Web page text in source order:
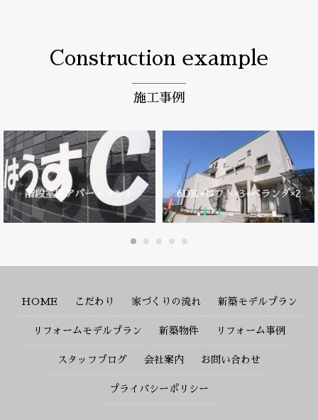
Construction example
施工事例
階段室型アパートメント 6DK+ロフト×3+ベランダ×2
HOME こだわり 家づくりの流れ 新築モデルプラン
リフォームモデルプラン 新築物件 リフォーム事例
スタッフブログ 会社案内 お問い合わせ
プライバシーポリシー